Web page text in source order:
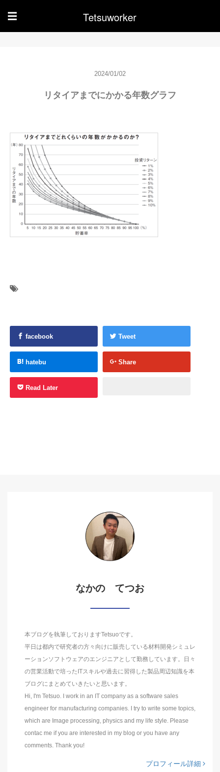
☰ Tetsuworker
2024/01/02
リタイアまでにかかる年数グラフ
facebook Tweet
hatebu Share
Read Later
なかの てつお
本ブログを執筆しておりますTetsuoです。
平日は都内で研究者の方々向けに販売している材料開発シミュレ
ーションソフトウェアのエンジニアとして勤務しています。日々
の営業活動で培ったITスキルや過去に習得した製品周辺知識を本
ブログにまとめていきたいと思います。
Hi, I'm Tetsuo. I work in an IT company as a software sales
engineer for manufacturing companies. I try to write some topics,
which are Image processing, physics and my life style. Please
contac me if you are interested in my blog or you have any
comments. Thank you!
プロフィール詳細